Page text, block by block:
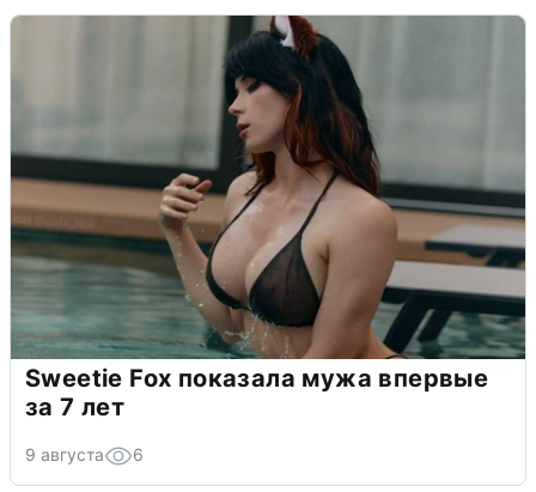
Sweetie Fox показала мужа впервые
за 7 лет
9 августа 6